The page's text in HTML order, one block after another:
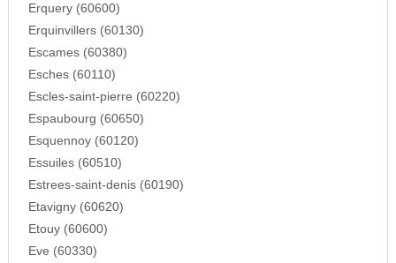
Erquery (60600)
Erquinvillers (60130)
Escames (60380)
Esches (60110)
Escles-saint-pierre (60220)
Espaubourg (60650)
Esquennoy (60120)
Essuiles (60510)
Estrees-saint-denis (60190)
Etavigny (60620)
Etouy (60600)
Eve (60330)